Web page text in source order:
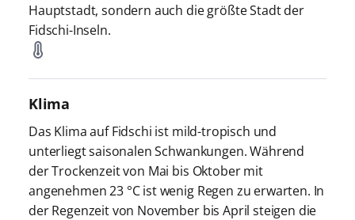
Hauptstadt, sondern auch die größte Stadt der
Fidschi-Inseln.
Klima
Das Klima auf Fidschi ist mild-tropisch und
unterliegt saisonalen Schwankungen. Während
der Trockenzeit von Mai bis Oktober mit
angenehmen 23 °C ist wenig Regen zu erwarten. In
der Regenzeit von November bis April steigen die